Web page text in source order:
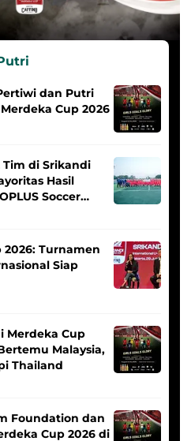
dan Putri
Cup 2026
di Srikandi
Hasil
Soccer
Turnamen
Siap
Merdeka Cup
Malaysia,
Thailand
Foundation dan
Cup 2026 di